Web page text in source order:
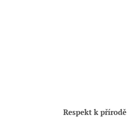
Respekt k přírodě